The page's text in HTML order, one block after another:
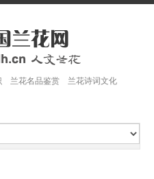
兰花名品鉴赏 兰花诗词文化